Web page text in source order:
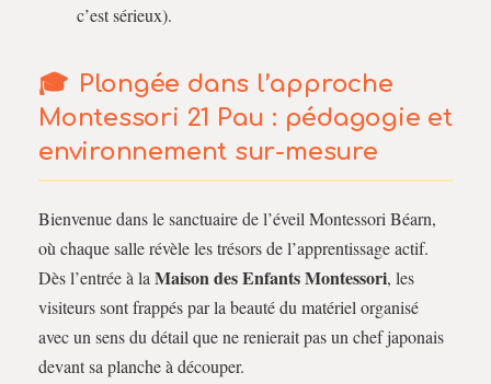
c’est sérieux).
Plongée dans l’approche
Montessori 21 Pau : pédagogie et
environnement sur-mesure
Bienvenue dans le sanctuaire de l’éveil Montessori Béarn,
où chaque salle révèle les trésors de l’apprentissage actif.
Dès l’entrée à la Maison des Enfants Montessori, les
visiteurs sont frappés par la beauté du matériel organisé
avec un sens du détail que ne renierait pas un chef japonais
devant sa planche à découper.